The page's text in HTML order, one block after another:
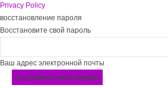
Privacy Policy
восстановление пароля
Восстановите свой пароль
Ваш адрес электронной почты